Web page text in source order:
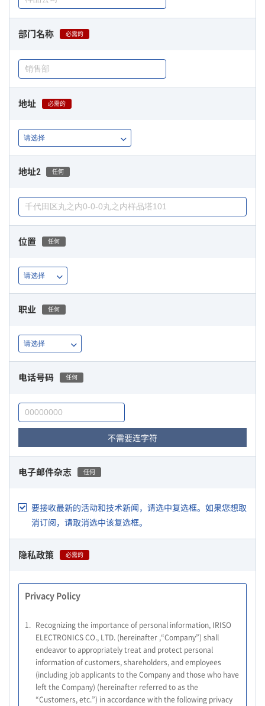
部门名称 必需的
地址 必需的
地址2 任何
位置 任何
职业 任何
电话号码 任何
不需要连字符
电子邮件杂志 任何
要接收最新的活动和技术新闻，请选中复选框。如果您想取
消订阅，请取消选中该复选框。
隐私政策 必需的
Privacy Policy
1. Recognizing the importance of personal information, IRISO
ELECTRONICS CO., LTD. (hereinafter ,“Company”) shall
endeavor to appropriately treat and protect personal
information of customers, shareholders, and employees
(including job applicants to the Company and those who have
left the Company) (hereinafter referred to as the
“Customers, etc.”) in accordance with the following privacy